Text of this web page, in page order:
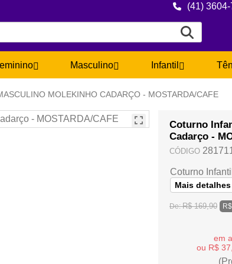
(41)
Masculino Infantil
MOLEKINHO CADARÇO - MOSTARDA/CAFE
Coturno
Cadarço -
CÓDIGO
Coturno
Mais detalhes
De:R$ 169,90
em
ou R$